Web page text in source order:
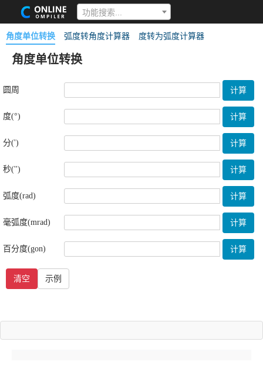
功能搜索...
角度单位转换 弧度转角度计算器 度转为弧度计算器
角度单位转换
圆周 计算
度(°) 计算
分(') 计算
秒('') 计算
弧度(rad) 计算
毫弧度(mrad) 计算
百分度(gon) 计算
清空 示例